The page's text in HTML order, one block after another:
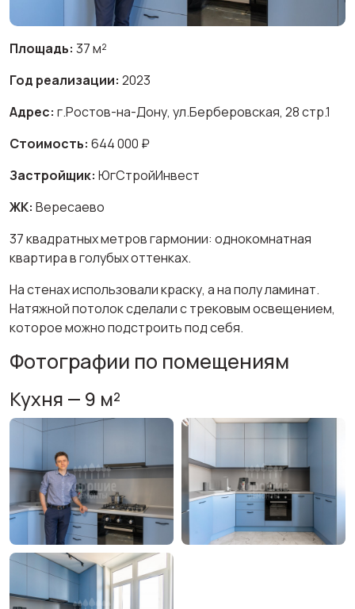
Площадь: 37 м²
Год реализации: 2023
Адрес: г.Ростов-на-Дону, ул.Берберовская, 28 стр.1
Стоимость: 644 000 ₽
Застройщик: ЮгСтройИнвест
ЖК: Вересаево
37 квадратных метров гармонии: однокомнатная
квартира в голубых оттенках.
На стенах использовали краску, а на полу ламинат.
Натяжной потолок сделали с трековым освещением,
которое можно подстроить под себя.
Фотографии по помещениям
Кухня — 9 м²